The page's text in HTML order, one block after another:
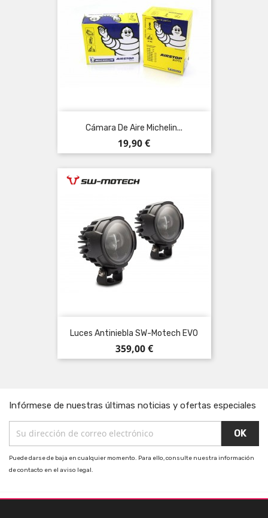
Cámara De Aire Michelin...
Precio
19,90 €
Luces Antiniebla SW-Motech EVO
Precio
359,00 €
Infórmese de nuestras últimas noticias y ofertas especiales
Puede darse de baja en cualquier momento. Para ello, consulte nuestra información
de contacto en el aviso legal.